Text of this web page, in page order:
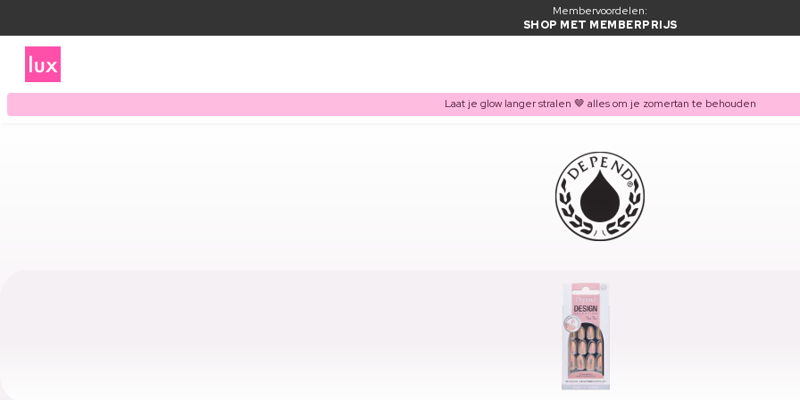
Membervoordelen:
SHOP MET MEMBERPRIJS
Laat je glow langer stralen 🤎 alles om je zomertan te behouden